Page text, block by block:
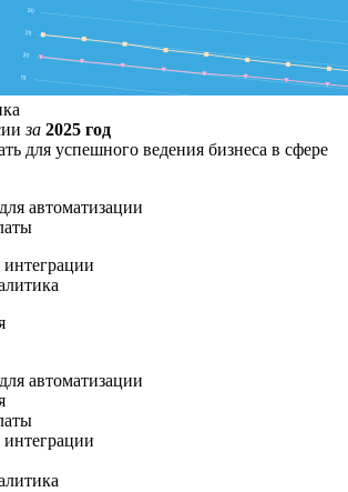
за 2025 год
для успешного ведения бизнеса в сфере
автоматизации
автоматизации